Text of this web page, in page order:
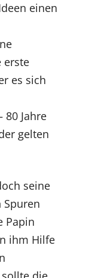
einen
erste
es sich
Jahre
gelten
seine
Papin
ihm Hilfe